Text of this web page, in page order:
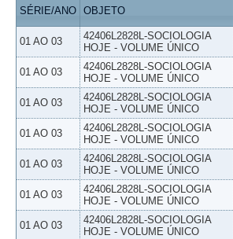
SÉRIE/ANO OBJETO
01 AO 03
42406L2828L-SOCIOLOGIA
HOJE - VOLUME ÚNICO
01 AO 03
42406L2828L-SOCIOLOGIA
HOJE - VOLUME ÚNICO
01 AO 03
42406L2828L-SOCIOLOGIA
HOJE - VOLUME ÚNICO
01 AO 03
42406L2828L-SOCIOLOGIA
HOJE - VOLUME ÚNICO
01 AO 03
42406L2828L-SOCIOLOGIA
HOJE - VOLUME ÚNICO
01 AO 03
42406L2828L-SOCIOLOGIA
HOJE - VOLUME ÚNICO
01 AO 03
42406L2828L-SOCIOLOGIA
HOJE - VOLUME ÚNICO